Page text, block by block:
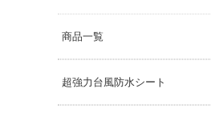
商品一覧
超強力台風防水シート